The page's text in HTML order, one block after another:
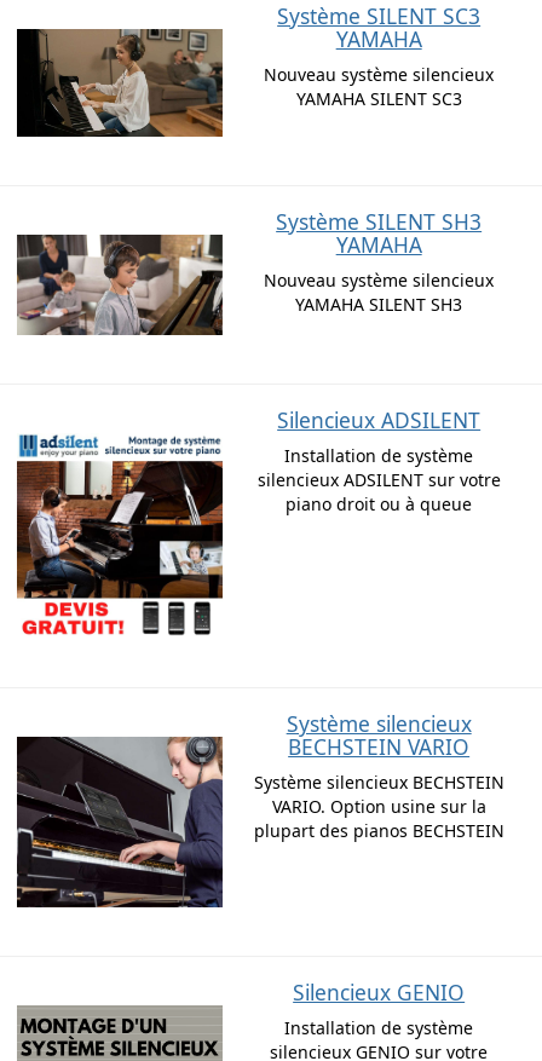
Système SILENT SC3
YAMAHA
Nouveau système silencieux
YAMAHA SILENT SC3
Système SILENT SH3
YAMAHA
Nouveau système silencieux
YAMAHA SILENT SH3
Silencieux ADSILENT
Installation de système
silencieux ADSILENT sur votre
piano droit ou à queue
Système silencieux
BECHSTEIN VARIO
Système silencieux BECHSTEIN
VARIO. Option usine sur la
plupart des pianos BECHSTEIN
Silencieux GENIO
Installation de système
silencieux GENIO sur votre